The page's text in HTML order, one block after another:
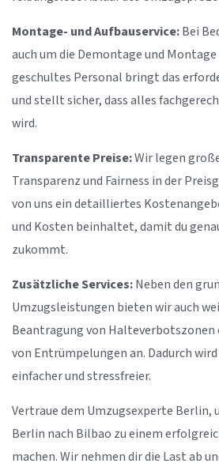
Montage- und Aufbauservice:Bei
auch um die Demontage und
geschultes Personal bringt das
und stellt sicher, dass alles
wird.
Transparente Preise:Wir legen
Transparenz und Fairness in der
von uns ein detailliertes
und Kosten beinhaltet, damit du
zukommt.
Zusätzliche Services:Neben den
Umzugsleistungen bieten wir auch
Beantragung von Halteverbotszonen
von Entrümpelungen an. Dadurch
einfacher und stressfreier.
Vertraue dem Umzugsexperte Berlin,
Berlin nach Bilbao zu einem
machen. Wir nehmen dir die Last ab